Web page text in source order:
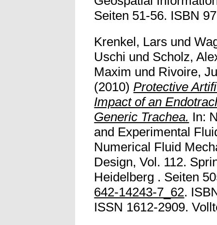
Seiten 51-56. ISBN
Krenkel, Lars und
Uschi und Scholz,
Maxim und Rivoire,
(2010) Protective
Impact of an
Generic Trachea. In:
and Experimental
Numerical Fluid
Design, Vol. 112.
Heidelberg . Seiten
642-14243-7_62.
ISSN 1612-2909.